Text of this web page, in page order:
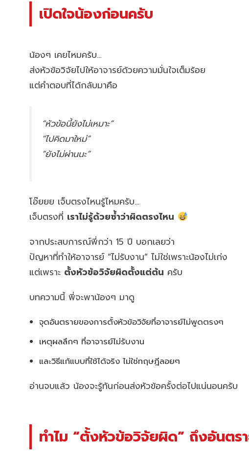
เปิดใจน้องก่อนครับ
น้องๆ เคยไหมครับ…
ส่งหัวข้อวิจัยไปให้อาจารย์ด้วยความมั่นใจเต็มร้อย
แต่คำตอบที่ได้กลับมาคือ
“หัวข้อนี้ยังไม่เหมาะ”
“ไปคิดมาใหม่”
“ยังไม่ผ่านนะ”
โอ๊ยยย เจ็บตรงไหนรู้ไหมครับ…
เจ็บตรงที่ เราไม่รู้ด้วยซ้ำว่าผิดตรงไหน
จากประสบการณ์พี่กว่า 15 ปี บอกเลยว่า
ปัญหาที่ทำให้อาจารย์ “ไม่รับงาน” ไม่ใช่เพราะน้องไม่เก่ง
แต่เพราะ ตั้งหัวข้อวิจัยผิดตั้งแต่ต้น ครับ
บทความนี้ พี่จะพาน้องๆ มาดู
จุดอันตรายของการตั้งหัวข้อวิจัยที่อาจารย์ไม่พูดตรงๆ
เหตุผลลึกๆ ที่อาจารย์ไม่รับงาน
และวิธีแก้แบบที่ใช้ได้จริง ไม่ใช่ทฤษฎีลอยๆ
อ่านจบแล้ว น้องจะรู้ทันก่อนส่งหัวข้อครั้งต่อไปแน่นอนครับ
ทำไม “ตั้งหัวข้อวิจัยผิด” ถึงอันตร